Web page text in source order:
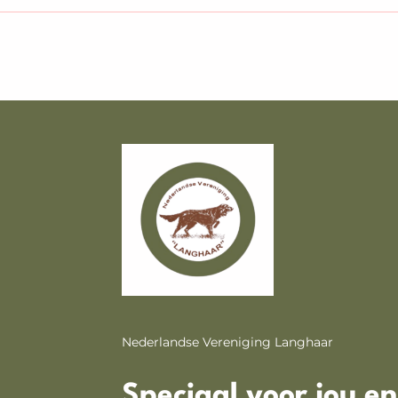
Nederlandse Vereniging Langhaar